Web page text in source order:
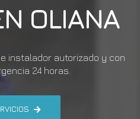
OLIANA
instalador autorizado y con
24 horas.